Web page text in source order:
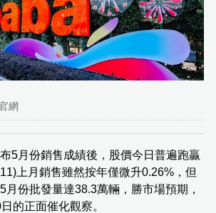
網
5月份銷售成績後，股價今日普遍跑贏
上月銷售雖然按年僅微升0.26%，但
月份批發量達38.3萬輛，勝市場預期，
的正面催化觀察。